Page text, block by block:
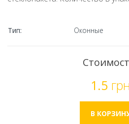
Тип: Оконные
1.5 грн